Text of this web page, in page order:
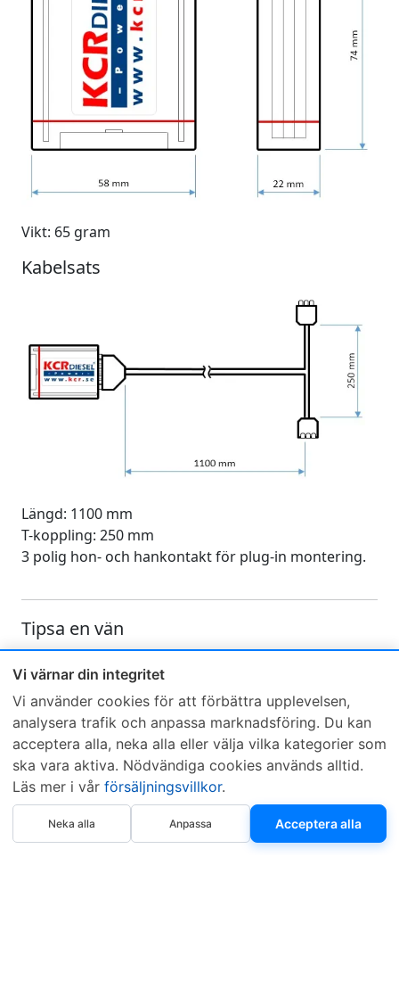
Vi värnar din integritet
Vi använder cookies för att förbättra upplevelsen,
analysera trafik och anpassa marknadsföring. Du kan
acceptera alla, neka alla eller välja vilka kategorier som
ska vara aktiva. Nödvändiga cookies används alltid.
Läs mer i vår försäljningsvillkor.
Neka alla Anpassa Acceptera alla
Köp nu
Vikt: 65 gram
Kabelsats
Längd: 1100 mm
T-koppling: 250 mm
3 polig hon- och hankontakt för plug-in montering.
Tipsa en vän
Skicka ett e-mail och tipsa en vän om denna produkt
Sveriges mest sålda dieselbox
Kontakta KCR
Om KCR/Garantier
Återförsäljare
Sök KCR-box